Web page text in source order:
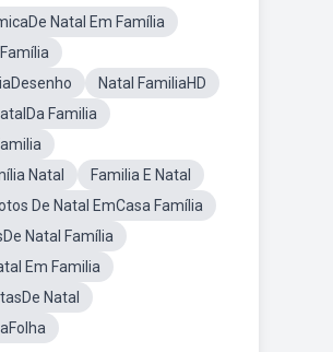
Natal Em Família
Natal FamiliaHD
Familia
Natal
Familia E Natal
De Natal EmCasa Família
Natal Família
Em Familia
Natal